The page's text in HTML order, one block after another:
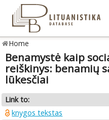
Home
Benamystė kaip
reiškinys: benamių
lūkesčiai
Link to:
knygos tekstas